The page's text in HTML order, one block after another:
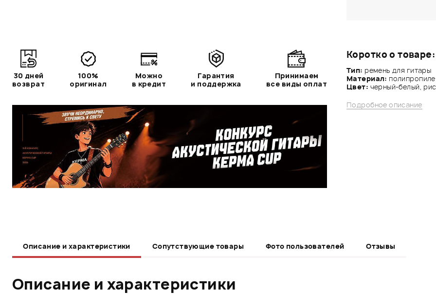
Коротко о товаре:
Тип: ремень для гитары
Материал:
Цвет: черный-белый,
Подробное описание
30 дней
возврат
100%
оригинал
Можно
в кредит
Гарантия
и поддержка
Принимаем
все виды оплат
Описание и характеристики Сопутствующие товары Фото пользователей Отзывы
Описание и характеристики